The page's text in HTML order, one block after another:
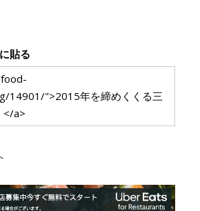
貼る
14901/">2015年を締めくくる三
</a>